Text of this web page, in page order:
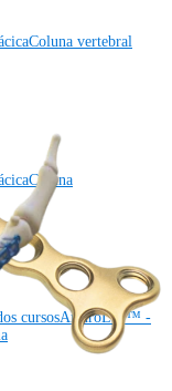
Coluna vertebral
Coluna
cursosArthroLab™ -